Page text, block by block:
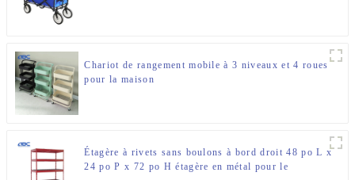
Chariot de rangement mobile à 3 niveaux et 4 roues
pour la maison
Étagère à rivets sans boulons à bord droit 48 po L x
24 po P x 72 po H étagère en métal pour le